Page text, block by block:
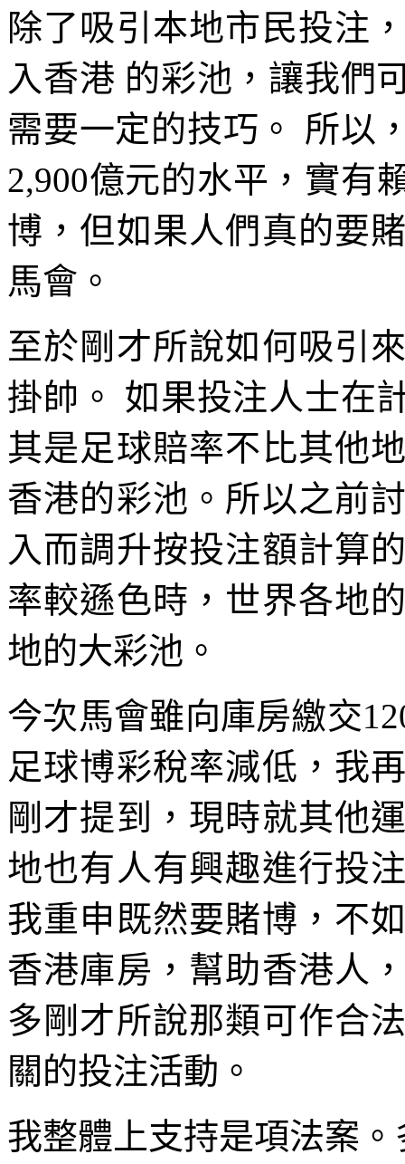
除了吸引本地市民投注
入香港 的彩池，讓我們
需要一定的技巧。 所以
2,900億元的水平，實有
博，但如果人們真的要
馬會。
至於剛才所說如何吸引
掛帥。 如果投注人士在
其是足球賠率不比其他
香港的彩池。所以之前
入而調升按投注額計算
率較遜色時，世界各地
地的大彩池。
今次馬會雖向庫房繳交
足球博彩稅率減低，我
剛才提到，現時就其他
地也有人有興趣進行投
我重申既然要賭博，不
香港庫房，幫助香港人
多剛才所說那類可作合
關的投注活動。
我整體上支持是項法案